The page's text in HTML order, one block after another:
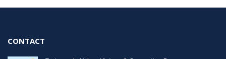
CONTACT